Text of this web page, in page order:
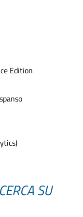
Edition
SU